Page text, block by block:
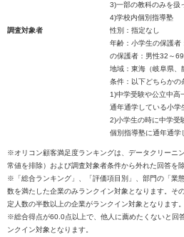
3)一部の教科のみを扱
4)学校内個別指導塾
調査対象者
性別：指定なし
年齢：小学生の保護
の保護者：男性32～
地域：東海（岐阜県、
条件：以下どちらかの
1)中学受験や公立中高
通年通学している小学
2)小学生の時に中学受
個別指導塾に通年通学
※オリコン顧客満足度ランキングは、データクリーニ
常値を排除）および調査対象者条件から外れた回答を
※「総合ランキング」、「評価項目別」、部門の「業
数を満たした企業のみランクイン対象となります。そ
定人数の半数以上の企業がランクイン対象となります。
※総合得点が60.0点以上で、他人に薦めたくないと回
ンクイン対象となります。